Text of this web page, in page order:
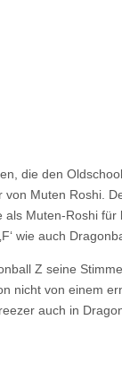
die den
Muten Roshi.
Muten-Roshi für
wie auch
Z seine
nicht von einem
auch in